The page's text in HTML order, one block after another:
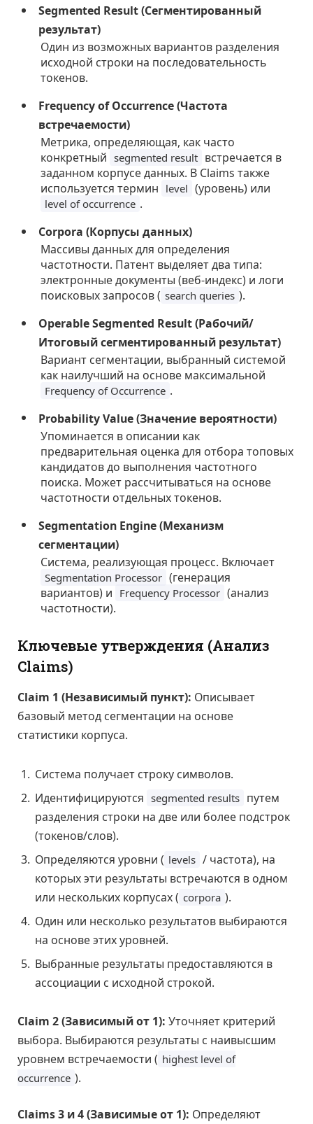
Segmented Result (Сегментированный
результат)
Один из возможных вариантов разделения
исходной строки на последовательность
токенов.
Frequency of Occurrence (Частота
встречаемости)
Метрика, определяющая, как часто
конкретный segmented result встречается в
заданном корпусе данных. В Claims также
используется термин level (уровень) или
level of occurrence .
Corpora (Корпусы данных)
Массивы данных для определения
частотности. Патент выделяет два типа:
электронные документы (веб-индекс) и логи
поисковых запросов ( search queries ).
Operable Segmented Result (Рабочий/
Итоговый сегментированный результат)
Вариант сегментации, выбранный системой
как наилучший на основе максимальной
Frequency of Occurrence .
Probability Value (Значение вероятности)
Упоминается в описании как
предварительная оценка для отбора топовых
кандидатов до выполнения частотного
поиска. Может рассчитываться на основе
частотности отдельных токенов.
Segmentation Engine (Механизм
сегментации)
Система, реализующая процесс. Включает
Segmentation Processor (генерация
вариантов) и Frequency Processor (анализ
частотности).
Ключевые утверждения (Анализ
Claims)
Claim 1 (Независимый пункт): Описывает
базовый метод сегментации на основе
статистики корпуса.
Система получает строку символов.
Идентифицируются segmented results путем
разделения строки на две или более подстрок
(токенов/слов).
Определяются уровни ( levels / частота), на
которых эти результаты встречаются в одном
или нескольких корпусах ( corpora ).
Один или несколько результатов выбираются
на основе этих уровней.
Выбранные результаты предоставляются в
ассоциации с исходной строкой.
Claim 2 (Зависимый от 1): Уточняет критерий
выбора. Выбираются результаты с наивысшим
уровнем встречаемости ( highest level of
occurrence ).
Claims 3 и 4 (Зависимые от 1): Определяют